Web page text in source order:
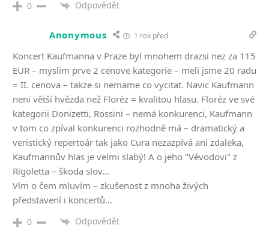
0 Odpovědět
Anonymous 1 rok před
Koncert Kaufmanna v Praze byl mnohem drazsi nez za 115
EUR – myslim prve 2 cenove kategorie – meli jsme 20 radu
= II. cenova – takze si nemame co vycitat. Navic Kaufmann
neni větší hvězda než Floréz = kvalitou hlasu. Floréz ve své
kategorii Donizetti, Rossini – nemá konkurenci, Kaufmann
v tom co zpíval konkurenci rozhodně má – dramatický a
veristický repertoár tak jako Cura nezazpívá ani zdaleka,
Kaufmannův hlas je velmi slabý! A o jeho "Vévodovi" z
Rigoletta – škoda slov…
Vím o čem mluvím – zkušenost z mnoha živých
představení i koncertů…
0 Odpovědět